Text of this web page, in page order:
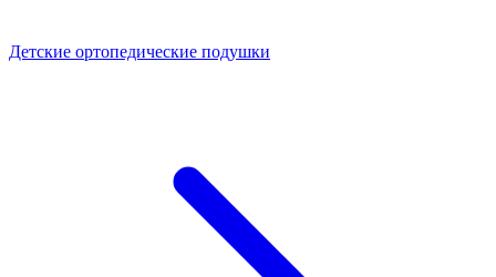
Детские ортопедические подушки